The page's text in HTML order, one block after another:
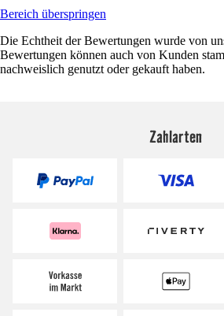
Bereich überspringen
Die Echtheit der Bewertungen wurde von
Bewertungen können auch von Kunden
nachweislich genutzt oder gekauft haben.
Zahlarten